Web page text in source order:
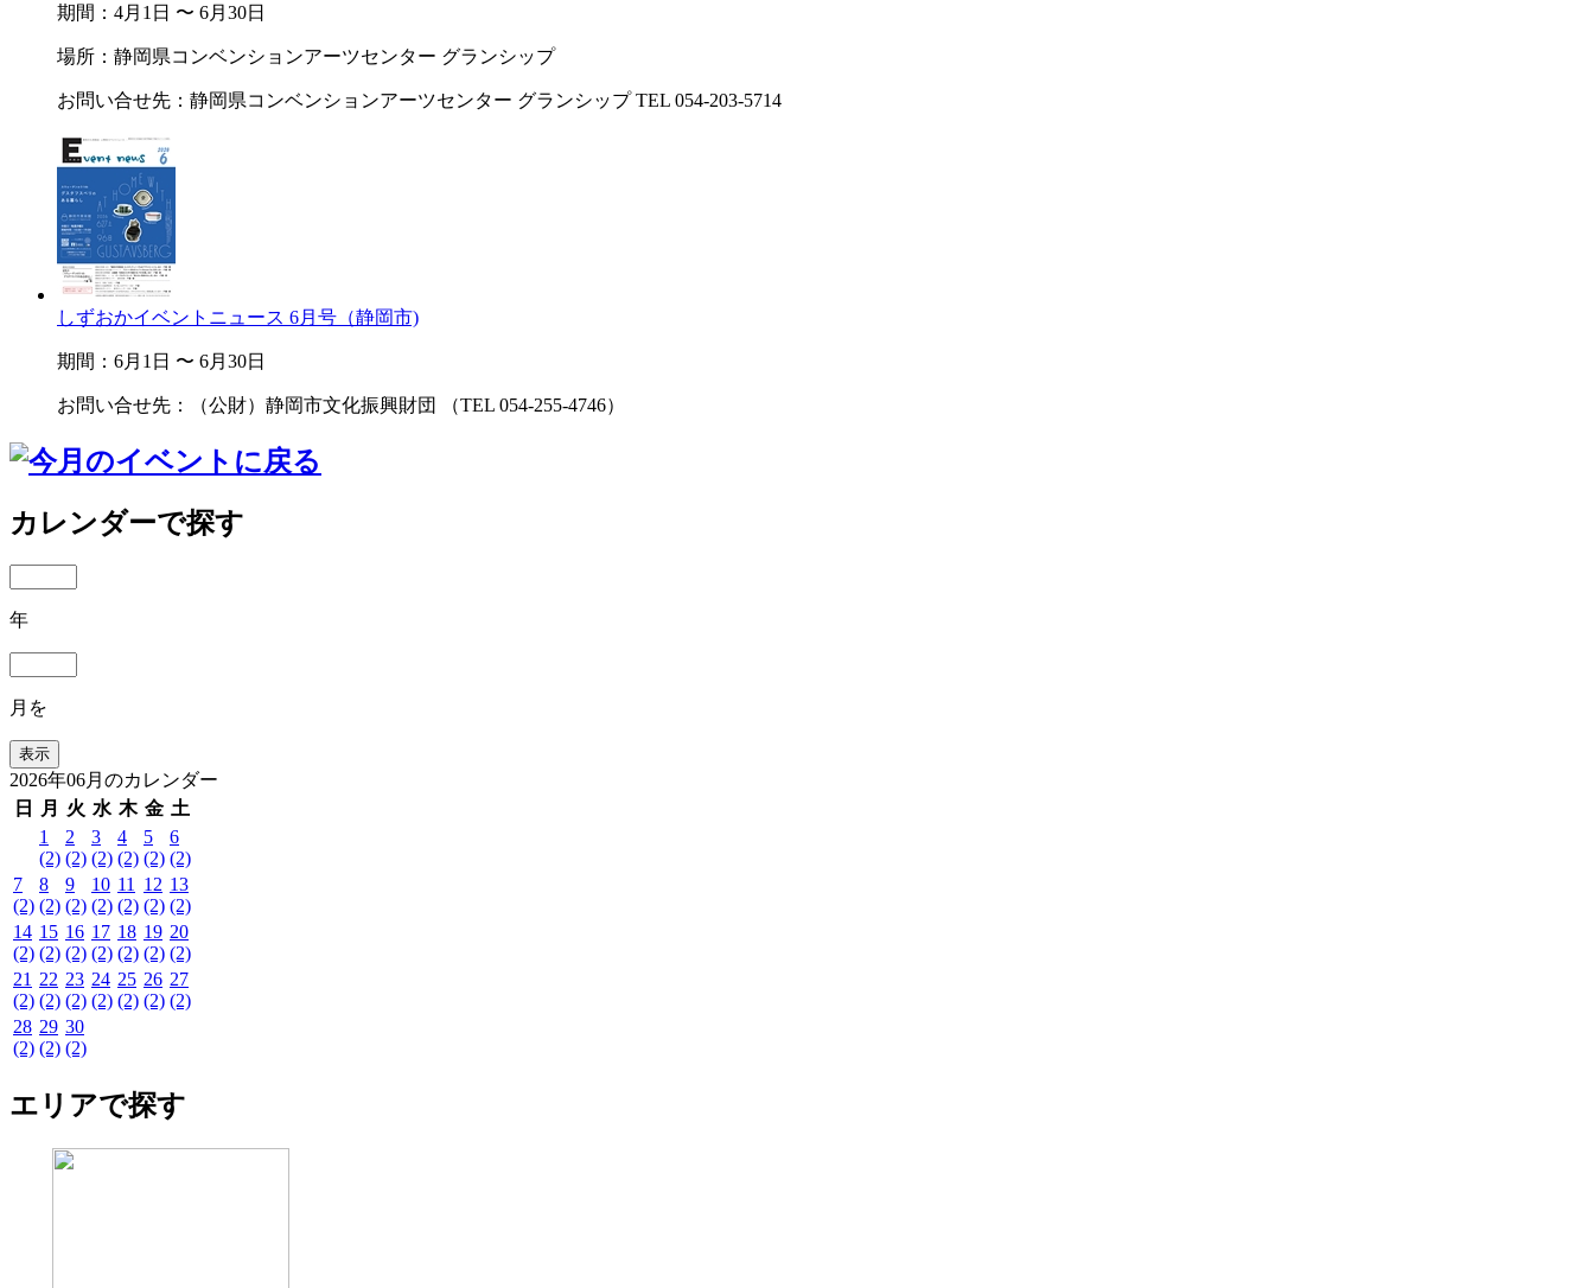
期間：4月1日 〜 6月30日
場所：静岡県コンベンションアーツセンター グランシップ
お問い合せ先：静岡県コンベンションアーツセンター グランシップ TEL 054-203-5714
しずおかイベントニュース 6月号（静岡市)
期間：6月1日 〜 6月30日
お問い合せ先：（公財）静岡市文化振興財団 （TEL 054-255-4746）
カレンダーで探す
年
月を
2026年06月のカレンダー
日
月 火 水 木 金 土
1
(2)
2
(2)
3
(2)
4
(2)
5
(2)
6
(2)
7
(2)
8
(2)
9
(2)
10
(2)
11
(2)
12
(2)
13
(2)
14
(2)
15
(2)
16
(2)
17
(2)
18
(2)
19
(2)
20
(2)
21
(2)
22
(2)
23
(2)
24
(2)
25
(2)
26
(2)
27
(2)
28
(2)
29
(2)
30
(2)
エリアで探す